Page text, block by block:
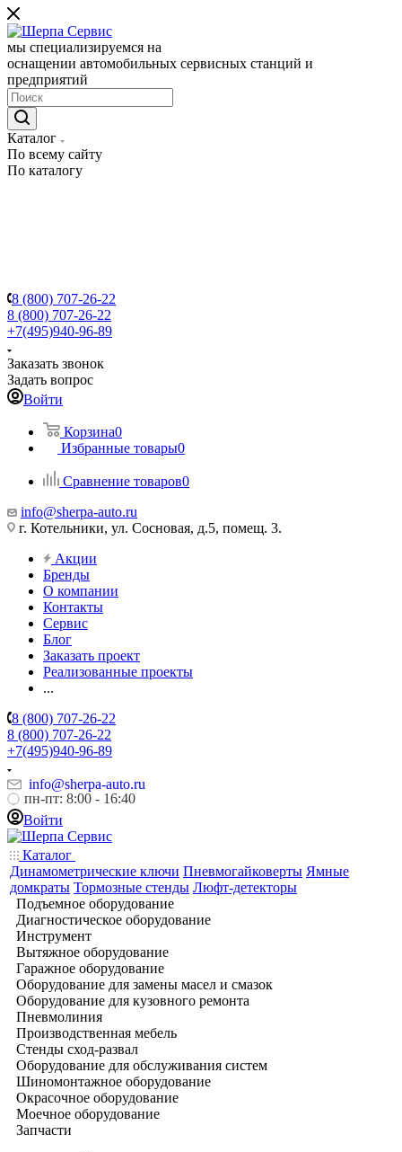
мы специализируемся на
оснащении автомобильных сервисных станций и
предприятий
Каталог
По всему сайту
По каталогу
8 (800) 707-26-22
8 (800) 707-26-22
+7(495)940-96-89
Заказать звонок
Задать вопрос
Войти
Корзина0
Избранные товары0
Сравнение товаров0
info@sherpa-auto.ru
г. Котельники, ул. Сосновая, д.5, помещ. 3.
Акции
Бренды
О компании
Контакты
Сервис
Блог
Заказать проект
Реализованные проекты
...
8 (800) 707-26-22
8 (800) 707-26-22
+7(495)940-96-89
info@sherpa-auto.ru
пн-пт: 8:00 - 16:40
Войти
Каталог
Динамометрические ключи Пневмогайковерты Ямные
домкраты Тормозные стенды Люфт-детекторы
Подъемное оборудование
Диагностическое оборудование
Инструмент
Вытяжное оборудование
Гаражное оборудование
Оборудование для замены масел и смазок
Оборудование для кузовного ремонта
Пневмолиния
Производственная мебель
Стенды сход-развал
Оборудование для обслуживания систем
Шиномонтажное оборудование
Окрасочное оборудование
Моечное оборудование
Запчасти